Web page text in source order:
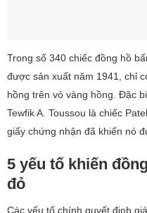
Trong số 340 chiếc đồng hồ
được sản xuất năm 1941, chỉ
hồng trên vỏ vàng hồng. Đặc
Tewfik A. Toussou là chiếc
giấy chứng nhận đã khiến nó
5 yếu tố khiến
đỏ
Các yếu tố chính quyết định